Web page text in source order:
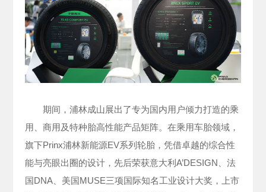
期间，浦林成山展出了专为国内用户倾力打造的乘
用、商用及特种胎高性能产品矩阵。在乘用车胎领域，
旗下Prinx浦林新能源EV系列轮胎，凭借卓越的综合性
能与亮眼出圈的设计，先后荣获意大利A’DESIGN、法
国DNA、美国MUSE三项国际知名工业设计大奖，上市